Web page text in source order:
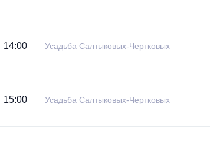
14:00 Усадьба Салтыковых-Чертковых
15:00 Усадьба Салтыковых-Чертковых